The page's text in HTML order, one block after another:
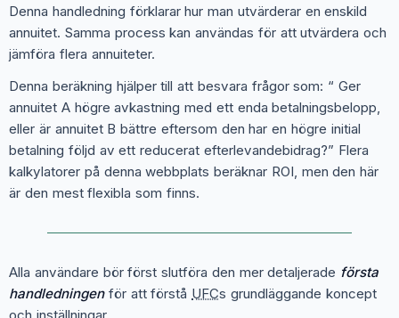
Denna handledning förklarar hur man utvärderar en enskild
annuitet. Samma process kan användas för att utvärdera och
jämföra flera annuiteter.
Denna beräkning hjälper till att besvara frågor som: “ Ger
annuitet A högre avkastning med ett enda betalningsbelopp,
eller är annuitet B bättre eftersom den har en högre initial
betalning följd av ett reducerat efterlevandebidrag?” Flera
kalkylatorer på denna webbplats beräknar ROI, men den här
är den mest flexibla som finns.
Alla användare bör först slutföra den mer detaljerade första
handledningenför att förstå UFCs grundläggande koncept